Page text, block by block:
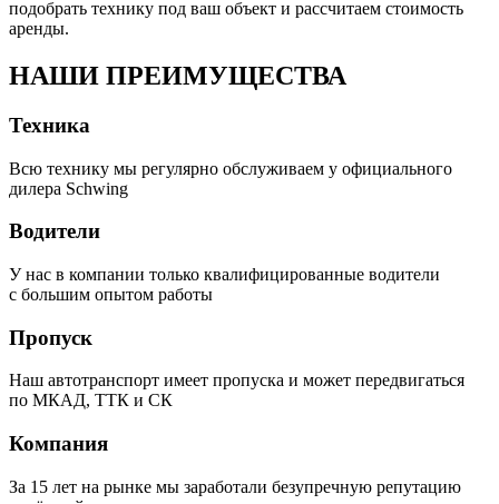
подобрать технику под ваш объект и рассчитаем стоимость
аренды.
НАШИ ПРЕИМУЩЕСТВА
Техника
Всю технику мы регулярно обслуживаем у официального
дилера Schwing
Водители
У нас в компании только квалифицированные водители
с большим опытом работы
Пропуск
Наш автотранспорт имеет пропуска и может передвигаться
по МКАД, ТТК и СК
Компания
За 15 лет на рынке мы заработали безупречную репутацию